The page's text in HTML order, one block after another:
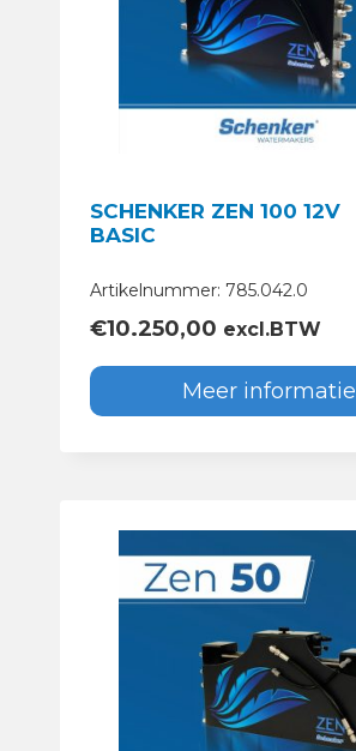
SCHENKER ZEN 100 12V
BASIC
Artikelnummer: 785.042.0
€10.250,00 excl.BTW
Meer informatie